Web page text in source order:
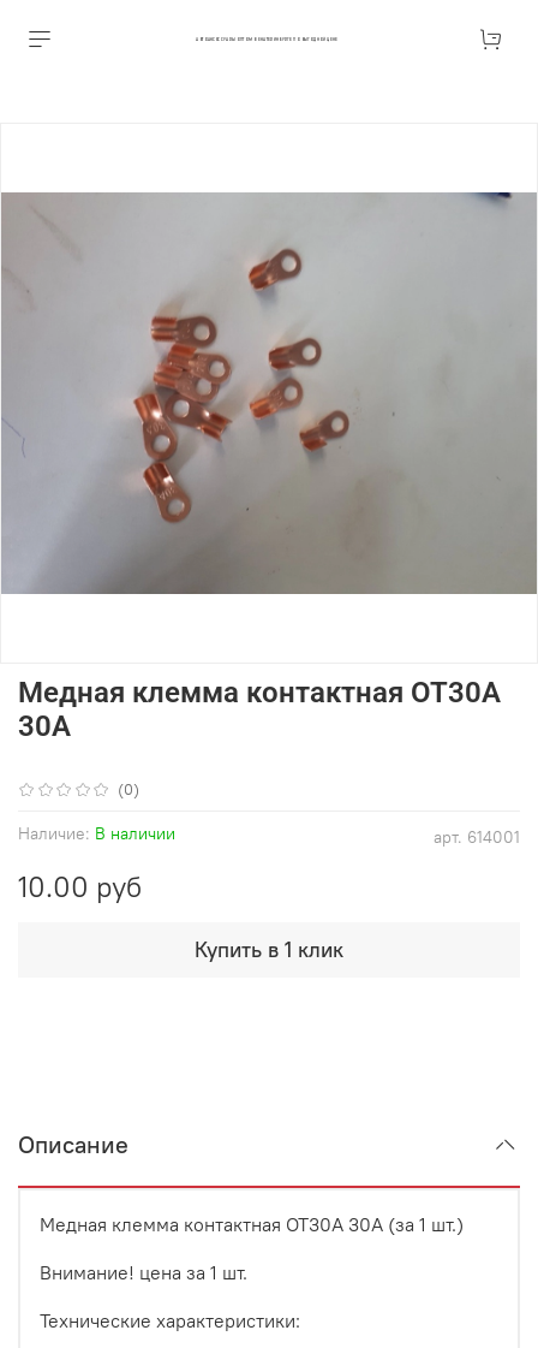
АВТОАКСЕССУАРЫ ОПТОМ В ЕКАТЕРИНБУРГЕ ПО ВЫГОДНОЙ ЦЕНЕ
(0)
арт. 614001
Наличие: В наличии
Медная клемма контактная OT30A
30A
10.00 руб
Купить в 1 клик
Описание
Медная клемма контактная OT30A 30A (за 1 шт.)
Внимание! цена за 1 шт.
Технические характеристики: